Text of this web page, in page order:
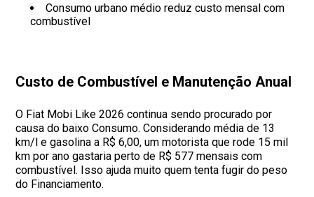
Consumo urbano médio reduz custo mensal com
combustível
Custo de Combustível e Manutenção Anual
O Fiat Mobi Like 2026 continua sendo procurado por
causa do baixo Consumo. Considerando média de 13
km/l e gasolina a R$ 6,00, um motorista que rode 15 mil
km por ano gastaria perto de R$ 577 mensais com
combustível. Isso ajuda muito quem tenta fugir do peso
do Financiamento.